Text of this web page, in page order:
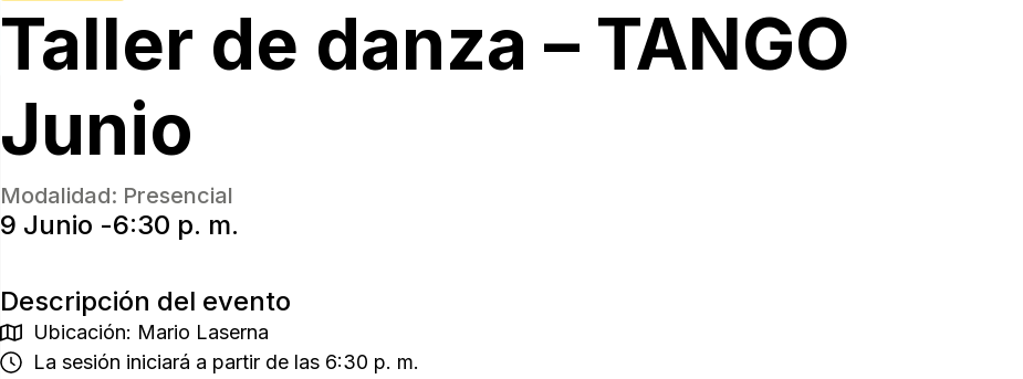
Taller de danza – TANGO
Junio
Modalidad: Presencial
9 Junio -6:30 p. m.
Descripción del evento
Ubicación: Mario Laserna
La sesión iniciará a partir de las 6:30 p. m.